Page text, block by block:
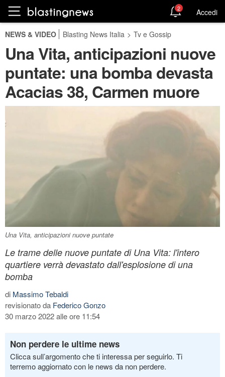
2 Accedi
NEWS & VIDEO Blasting News Italia > Tv e Gossip
Una Vita, anticipazioni nuove
puntate: una bomba devasta
Acacias 38, Carmen muore
Una Vita, anticipazioni nuove puntate
Le trame delle nuove puntate di Una Vita: l'intero
quartiere verrà devastato dall'esplosione di una
bomba
di Massimo Tebaldi
revisionato da Federico Gonzo
30 marzo 2022 alle ore 11:54
Non perdere le ultime news
Clicca sull’argomento che ti interessa per seguirlo. Ti
terremo aggiornato con le news da non perdere.